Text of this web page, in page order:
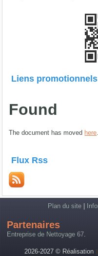
Liens promotionnels
Found
The document has moved here
Flux Rss
Plan du site|
Partenaires
Entreprise de Nettoyage 67.
2026-2027 © Réalisation